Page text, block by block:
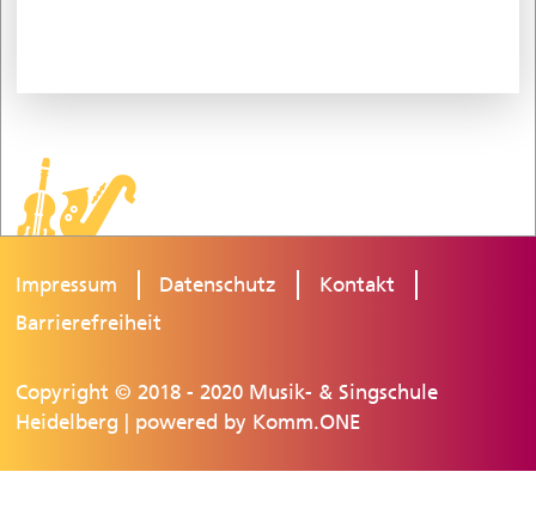
Impressum Datenschutz
Kontakt
Barrierefreiheit
Copyright © 2018 - 2020 Musik- & Singschule
Heidelberg | powered by Komm.ONE